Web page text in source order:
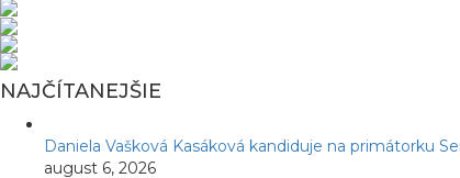
NAJČÍTANEJŠIE
Daniela Vašková Kasáková kandiduje na primátorku
august 6, 2026